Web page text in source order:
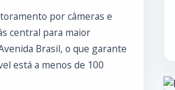
por câmeras e
central para maior
Brasil, o que garante
está a menos de 100